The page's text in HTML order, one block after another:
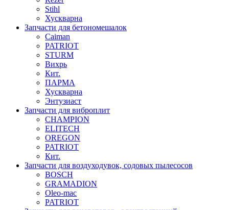
Stihl
Хускварна
Запчасти для бетономешалок
Caiman
PATRIOT
STURM
Вихрь
Кит.
ПАРМА
Хускварна
Энтузиаст
Запчасти для виброплит
CHAMPION
ELITECH
OREGON
PATRIOT
Кит.
Запчасти для воздуходувок, содовых пылесосов
BOSCH
GRAMADION
Oleo-mac
PATRIOT